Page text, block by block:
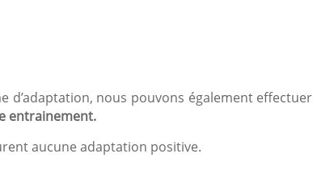
d’adaptation, nous pouvons également effectuer
entrainement.
aucune adaptation positive.